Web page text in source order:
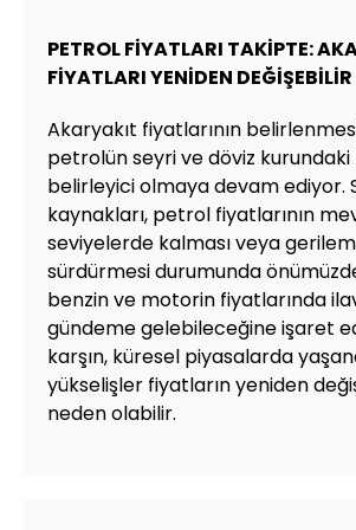
PETROL FİYATLARI TAKİPTE:
FİYATLARI YENİDEN DEĞİŞEBİLİR
Akaryakıt fiyatlarının
petrolün seyri ve döviz
belirleyici olmaya devam ediyor.
kaynakları, petrol fiyatlarının
seviyelerde kalması veya
sürdürmesi durumunda
benzin ve motorin fiyatlarında
gündeme gelebileceğine işaret
karşın, küresel piyasalarda
yükselişler fiyatların yeniden
neden olabilir.